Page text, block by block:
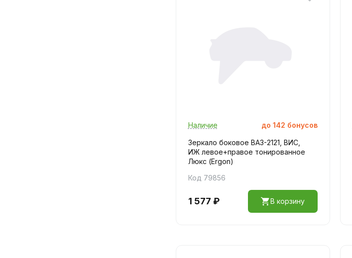
Наличие до 142 бонусов
Зеркало боковое ВАЗ-2121, ВИС,
ИЖ левое+правое тонированное
Люкс (Ergon)
Код 79856
1 577 ₽ В корзину